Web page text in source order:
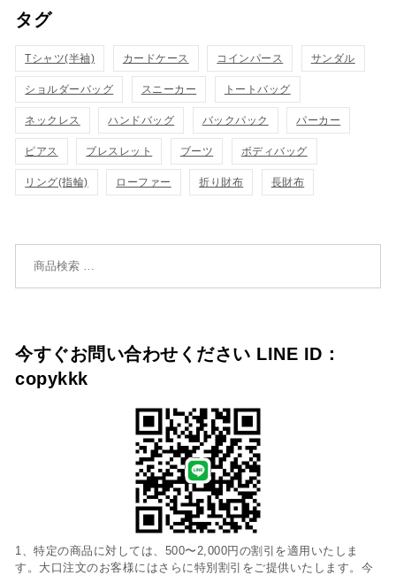
タグ
Tシャツ(半袖) カードケース コインパース サンダル
ショルダーバッグ スニーカー トートバッグ
ネックレス ハンドバッグ バックパック パーカー
ピアス ブレスレット ブーツ ボディバッグ
リング(指輪) ローファー 折り財布 長財布
今すぐお問い合わせください LINE ID：
copykkk
1、特定の商品に対しては、500〜2,000円の割引を適用いたしま
す。大口注文のお客様にはさらに特別割引をご提供いたします。今